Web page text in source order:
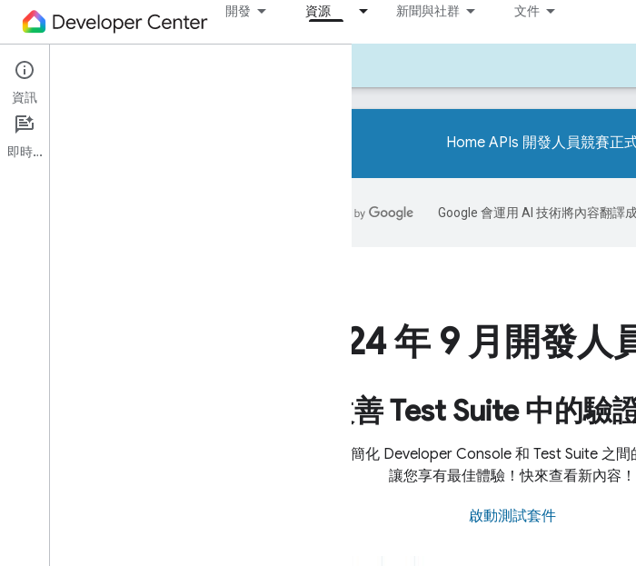
開發 資源 新聞與社群 文件
Home APIs 開發人員競賽正
Google 會運用 AI 技術將內容翻譯
2024 年 9 月開發人
改善 Test Suite 中的驗
我們將簡化 Developer Console 和 Test Suite 之間
讓您享有最佳體驗！快來查看新內容！
啟動測試套件
資訊
即時通訊